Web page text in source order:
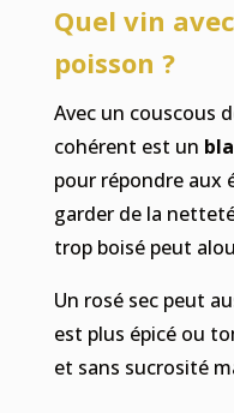
Quel vin
poisson ?
Avec un couscous
cohérent est un
pour répondre aux
garder de la
trop boisé peut
Un rosé sec peut
est plus épicé ou
et sans sucrosité